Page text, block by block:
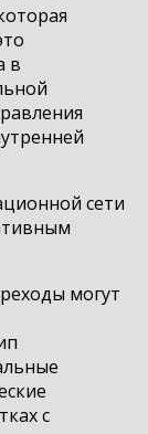
в
сети
могут
с